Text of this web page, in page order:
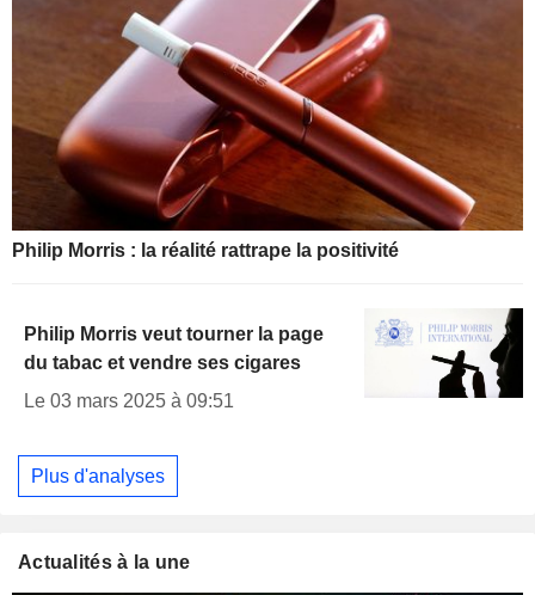
Philip Morris : la réalité rattrape la positivité
Philip Morris veut tourner la page
du tabac et vendre ses cigares
Le 03 mars 2025 à 09:51
Plus d'analyses
Actualités à la une